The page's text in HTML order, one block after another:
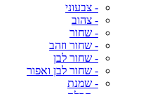
- צבעוני
- צהוב
- שחור
- שחור וזהב
- שחור לבן
- שחור לבן ואפור
- שמנת